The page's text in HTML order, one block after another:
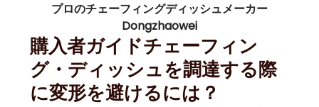
プロのチェーフィングディッシュメーカー
Dongzhaowei
購入者ガイドチェーフィン
グ・ディッシュを調達する際
に変形を避けるには？